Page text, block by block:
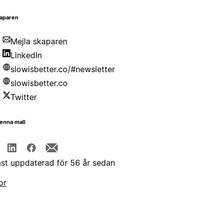
Mejla skaparen
LinkedIn
slowisbetter.co/#newsletter
slowisbetter.co
Twitter
mall
uppdaterad för 56 år sedan